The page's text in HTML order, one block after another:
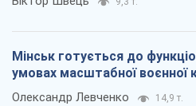
Мінськ готується до
умовах масштабної воєнної
Олександр Левченко 14,9 т.